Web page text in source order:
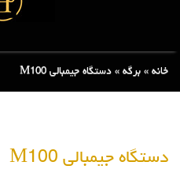
خانه » برگه » دستگاه جیمبالی M100
دستگاه جیمبالی M100